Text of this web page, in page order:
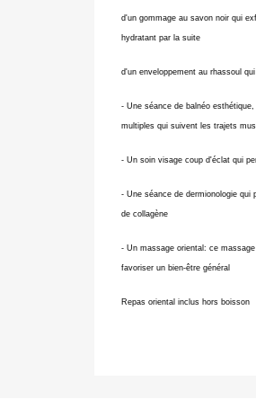
d'un gommage au savon noir qui
hydratant par la suite
d'un enveloppement au rhassoul
- Une séance de balnéo
multiples qui suivent les trajets
- Un soin visage coup d'éclat qui
- Une séance de dermionologie qui
de collagène
- Un massage oriental: ce
favoriser un bien-être général
Repas oriental inclus hors boisson